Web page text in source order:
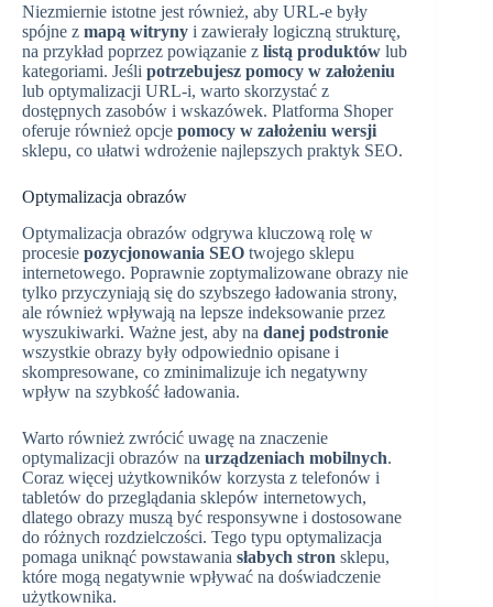
Niezmiernie istotne jest również, aby URL-e były
spójne z mapą witryny i zawierały logiczną strukturę,
na przykład poprzez powiązanie z listą produktów lub
kategoriami. Jeśli potrzebujesz pomocy w założeniu
lub optymalizacji URL-i, warto skorzystać z
dostępnych zasobów i wskazówek. Platforma Shoper
oferuje również opcje pomocy w założeniu wersji
sklepu, co ułatwi wdrożenie najlepszych praktyk SEO.
Optymalizacja obrazów
Optymalizacja obrazów odgrywa kluczową rolę w
procesie pozycjonowania SEO twojego sklepu
internetowego. Poprawnie zoptymalizowane obrazy nie
tylko przyczyniają się do szybszego ładowania strony,
ale również wpływają na lepsze indeksowanie przez
wyszukiwarki. Ważne jest, aby na danej podstronie
wszystkie obrazy były odpowiednio opisane i
skompresowane, co zminimalizuje ich negatywny
wpływ na szybkość ładowania.
Warto również zwrócić uwagę na znaczenie
optymalizacji obrazów na urządzeniach mobilnych.
Coraz więcej użytkowników korzysta z telefonów i
tabletów do przeglądania sklepów internetowych,
dlatego obrazy muszą być responsywne i dostosowane
do różnych rozdzielczości. Tego typu optymalizacja
pomaga uniknąć powstawania słabych stron sklepu,
które mogą negatywnie wpływać na doświadczenie
użytkownika.